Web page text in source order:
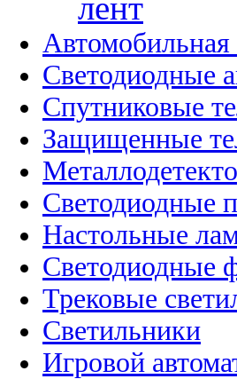
Автомобильная
Светодиодные
Спутниковые
Защищенные
Светодиодные
Настольные
Светодиодные
Трековые
Светильники
Игровой